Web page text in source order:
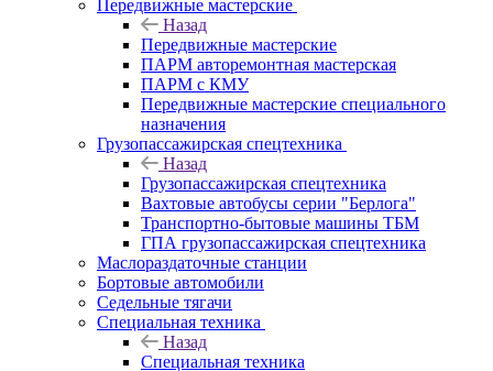
Передвижные мастерские
Назад
Передвижные мастерские
ПАРМ авторемонтная мастерская
ПАРМ с КМУ
Передвижные мастерские специального
назначения
Грузопассажирская спецтехника
Назад
Грузопассажирская спецтехника
Вахтовые автобусы серии "Берлога"
Транспортно-бытовые машины ТБМ
ГПА грузопассажирская спецтехника
Маслораздаточные станции
Бортовые автомобили
Седельные тягачи
Специальная техника
Назад
Специальная техника